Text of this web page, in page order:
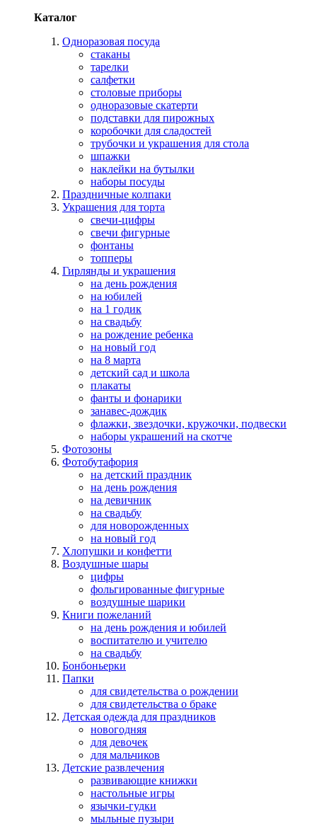
Каталог
Одноразовая посуда
стаканы
тарелки
салфетки
столовые приборы
одноразовые скатерти
подставки для пирожных
коробочки для сладостей
трубочки и украшения для стола
шпажки
наклейки на бутылки
наборы посуды
Праздничные колпаки
Украшения для торта
свечи-цифры
свечи фигурные
фонтаны
топперы
Гирлянды и украшения
на день рождения
на юбилей
на 1 годик
на свадьбу
на рождение ребенка
на новый год
на 8 марта
детский сад и школа
плакаты
фанты и фонарики
занавес-дождик
флажки, звездочки, кружочки, подвески
наборы украшений на скотче
Фотозоны
Фотобутафория
на детский праздник
на день рождения
на девичник
на свадьбу
для новорожденных
на новый год
Хлопушки и конфетти
Воздушные шары
цифры
фольгированные фигурные
воздушные шарики
Книги пожеланий
на день рождения и юбилей
воспитателю и учителю
на свадьбу
Бонбоньерки
Папки
для свидетельства о рождении
для свидетельства о браке
Детская одежда для праздников
новогодняя
для девочек
для мальчиков
Детские развлечения
развивающие книжки
настольные игры
язычки-гудки
мыльные пузыри